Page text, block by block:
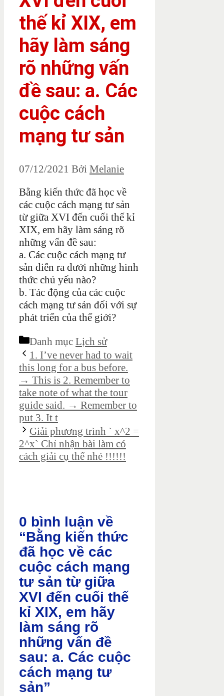
thế kỉ XIX, em
hãy làm sáng
rõ những vấn
đề sau: a. Các
cuộc cách
mạng tư sản
07/12/2021 Bởi Melanie
Bằng kiến thức đã học về
các cuộc cách mạng tư sản
từ giữa XVI đến cuối thế kỉ
XIX, em hãy làm sáng rõ
những vấn đề sau:
a. Các cuộc cách mạng tư
sản diễn ra dưới những hình
thức chủ yếu nào?
b. Tác động của các cuộc
cách mạng tư sản đối với sự
phát triển của thế giới?
Danh mục Lịch sử
1. I’ve never had to wait
this long for a bus before.
→ This is 2. Remember to
take note of what the tour
guide said. → Remember to
put 3. It t
Giải phương trình ` x^2 =
2^x` Chỉ nhận bài làm có
cách giải cụ thể nhé !!!!!!
0 bình luận về
“Bằng kiến thức
đã học về các
cuộc cách mạng
tư sản từ giữa
XVI đến cuối thế
kỉ XIX, em hãy
làm sáng rõ
những vấn đề
sau: a. Các cuộc
cách mạng tư
sản”